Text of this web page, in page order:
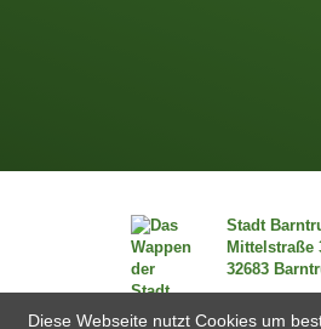
Stadt
Mittelstraße
32683
Diese Webseite nutzt Cookies um